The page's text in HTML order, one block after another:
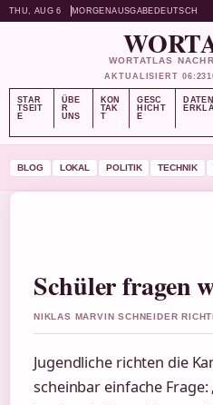
THU, AUG 6 MORGENAUSGABE DEUTSCH
WORTATLAS
AKTUALISIERT 06:23
STAR
TSEIT
E
ÜBE
R
UNS
KON
TAK
T
GESC
HICHT
E
BLOG LOKAL POLITIK TECHNIK
Schüler fragen
NIKLAS MARVIN SCHNEIDER
Jugendliche richten die
scheinbar einfache Frage: